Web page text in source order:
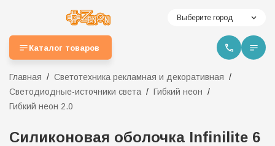
Выберите город
Каталог товаров
Главная
Светотехника рекламная и декоративная
Светодиодные-источники света
Гибкий неон
Гибкий неон 2.0
Силиконовая оболочка Infinilite 6